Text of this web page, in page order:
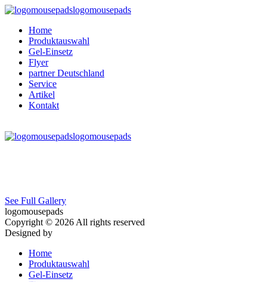
logomousepads
Home
Produktauswahl
Gel-Einsetz
Flyer
partner Deutschland
Service
Artikel
Kontakt
logomousepads
See Full Gallery
logomousepads
Copyright © 2026 All rights reserved
Designed by
Home
Produktauswahl
Gel-Einsetz